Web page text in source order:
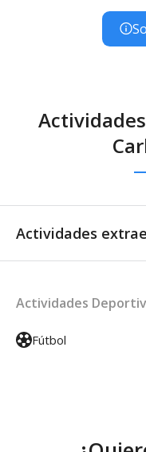
Actividades
Actividades
Fútbol